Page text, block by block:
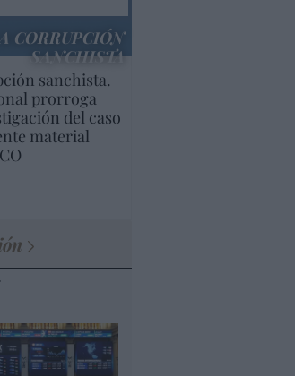
CORRUPCIÓN
SANCHISTA
sanchista.
prorroga
del caso
material